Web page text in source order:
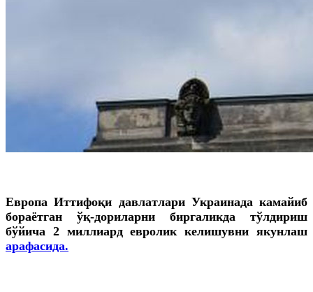
Европа Иттифоқи давлатлари Украинада камайиб
бораётган ўқ-дориларни биргаликда тўлдириш
бўйича 2 миллиард евролик келишувни якунлаш
арафасида.